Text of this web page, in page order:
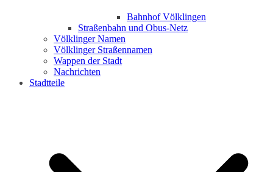
Bahnhof Völklingen
Straßenbahn und Obus-Netz
Völklinger Namen
Völklinger Straßennamen
Wappen der Stadt
Nachrichten
Stadtteile